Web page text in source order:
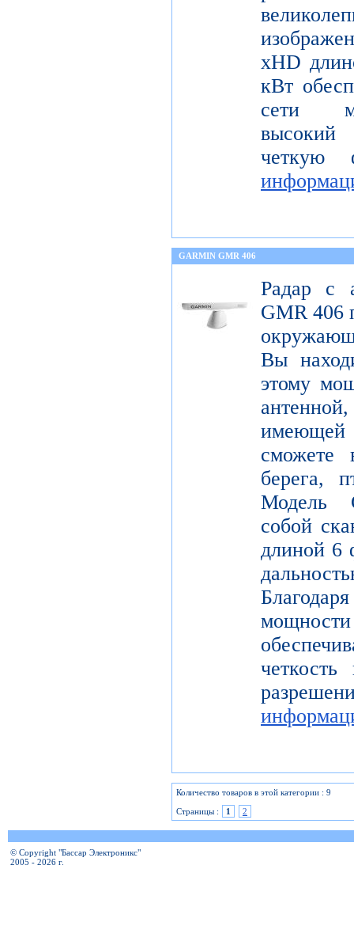
xHD
кВт
сети
высокий
четкую
GARMIN GMR 406
Радар с
GMR 406
Вы
этому
сможете
берега,
Модель
собой
длиной 6
Количество товаров в этой категории : 9
Страницы :
1 2
© Copyright "Бассар Электроникс"
2005 - 2026 г.